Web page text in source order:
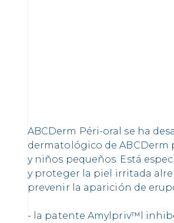
ABCDerm Péri-oral se ha
dermatológico de ABCDerm
y niños pequeños. Está
y proteger la piel irritada
prevenir la aparición de
- la patente Amylpriv™l